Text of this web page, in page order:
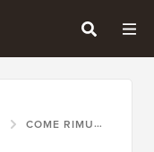
COME RIMUOVERE IL CAMPO URL DEL SITO WEB DAL MODULO DI COMMENTO DI WORDPRESS